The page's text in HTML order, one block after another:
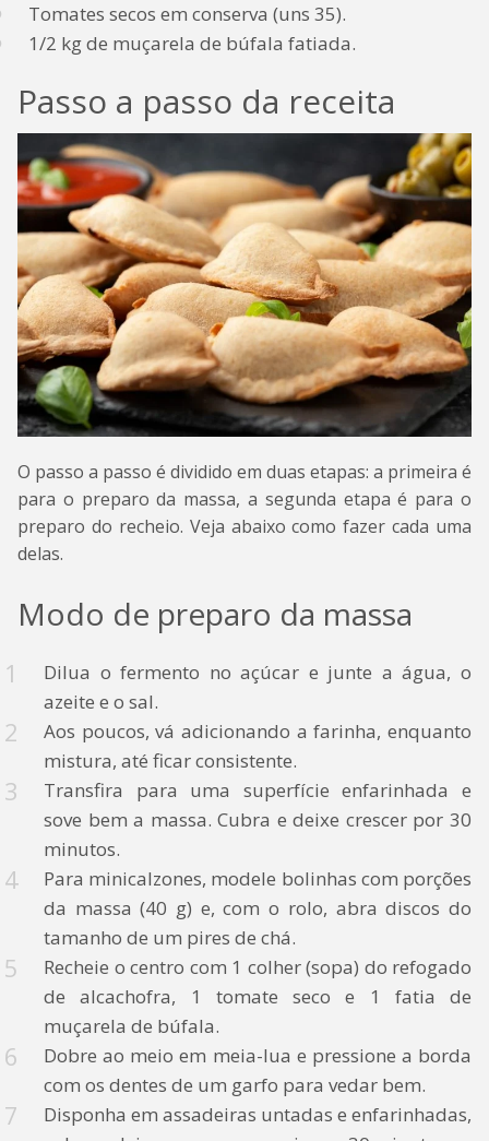
Tomates secos em conserva (uns 35).
1/2 kg de muçarela de búfala fatiada.
Passo a passo da receita
O passo a passo é dividido em duas etapas: a primeira é
para o preparo da massa, a segunda etapa é para o
preparo do recheio. Veja abaixo como fazer cada uma
delas.
Modo de preparo da massa
Dilua o fermento no açúcar e junte a água, o
azeite e o sal.
Aos poucos, vá adicionando a farinha, enquanto
mistura, até ficar consistente.
Transfira para uma superfície enfarinhada e
sove bem a massa. Cubra e deixe crescer por 30
minutos.
Para minicalzones, modele bolinhas com porções
da massa (40 g) e, com o rolo, abra discos do
tamanho de um pires de chá.
Recheie o centro com 1 colher (sopa) do refogado
de alcachofra, 1 tomate seco e 1 fatia de
muçarela de búfala.
Dobre ao meio em meia-lua e pressione a borda
com os dentes de um garfo para vedar bem.
Disponha em assadeiras untadas e enfarinhadas,